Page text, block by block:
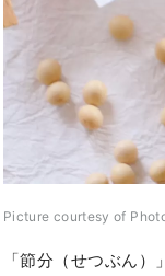
Picture courtesy of
「節分（せつぶん